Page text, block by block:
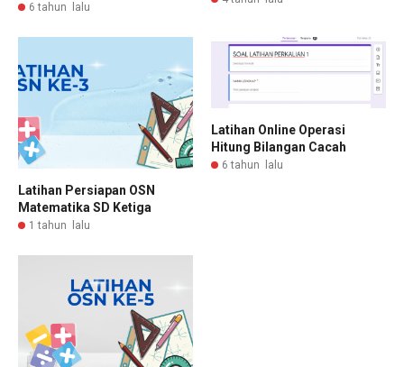
6 tahun lalu
Latihan Persiapan OSN
Matematika SD Ketiga
1 tahun lalu
Latihan Online Operasi
Hitung Bilangan Cacah
6 tahun lalu